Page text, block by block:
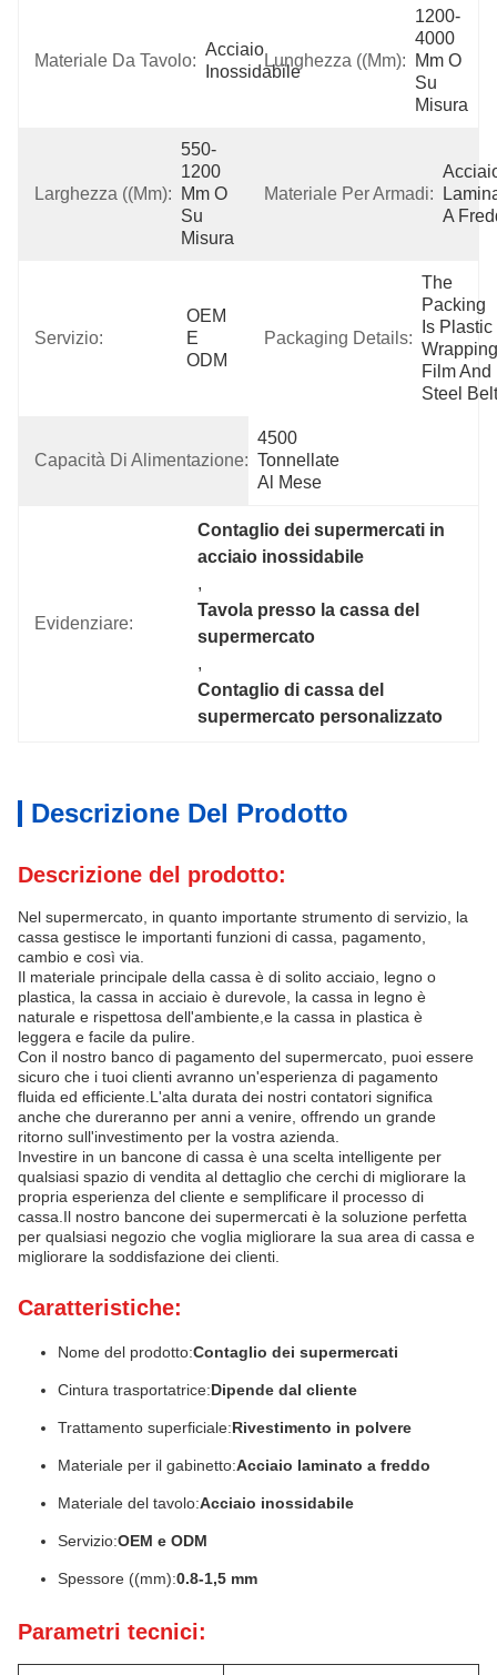
Materiale Da Tavolo:
Acciaio
Inossidabile
Lunghezza ((mm):
1200-
4000
Mm O
Su
Misura
Larghezza ((mm):
550-
1200
Mm O
Su
Misura
Materiale Per Armadi:
A
Servizio:
OEM
E
ODM
Packaging Details:
The
Packing
Is Plastic
Wrapping
Film And
Steel
Capacità Di Alimentazione:
4500
Tonnellate
Al Mese
Evidenziare:
Contaglio dei supermercati in
acciaio inossidabile
,
Tavola presso la cassa del
supermercato
,
Contaglio di cassa del
supermercato personalizzato
Descrizione Del Prodotto
Descrizione del prodotto:
Nel supermercato, in quanto importante strumento di servizio, la
cassa gestisce le importanti funzioni di cassa, pagamento,
cambio e così via.
Il materiale principale della cassa è di solito acciaio, legno o
plastica, la cassa in acciaio è durevole, la cassa in legno è
naturale e rispettosa dell'ambiente,e la cassa in plastica è
leggera e facile da pulire.
Con il nostro banco di pagamento del supermercato, puoi essere
sicuro che i tuoi clienti avranno un'esperienza di pagamento
fluida ed efficiente.L'alta durata dei nostri contatori significa
anche che dureranno per anni a venire, offrendo un grande
ritorno sull'investimento per la vostra azienda.
Investire in un bancone di cassa è una scelta intelligente per
qualsiasi spazio di vendita al dettaglio che cerchi di migliorare la
propria esperienza del cliente e semplificare il processo di
cassa.Il nostro bancone dei supermercati è la soluzione perfetta
per qualsiasi negozio che voglia migliorare la sua area di cassa e
migliorare la soddisfazione dei clienti.
Caratteristiche:
Nome del prodotto:Contaglio dei supermercati
Cintura trasportatrice:Dipende dal cliente
Trattamento superficiale:Rivestimento in polvere
Materiale per il gabinetto:Acciaio laminato a freddo
Materiale del tavolo:Acciaio inossidabile
Servizio:OEM e ODM
Spessore ((mm):0.8-1,5 mm
Parametri tecnici: